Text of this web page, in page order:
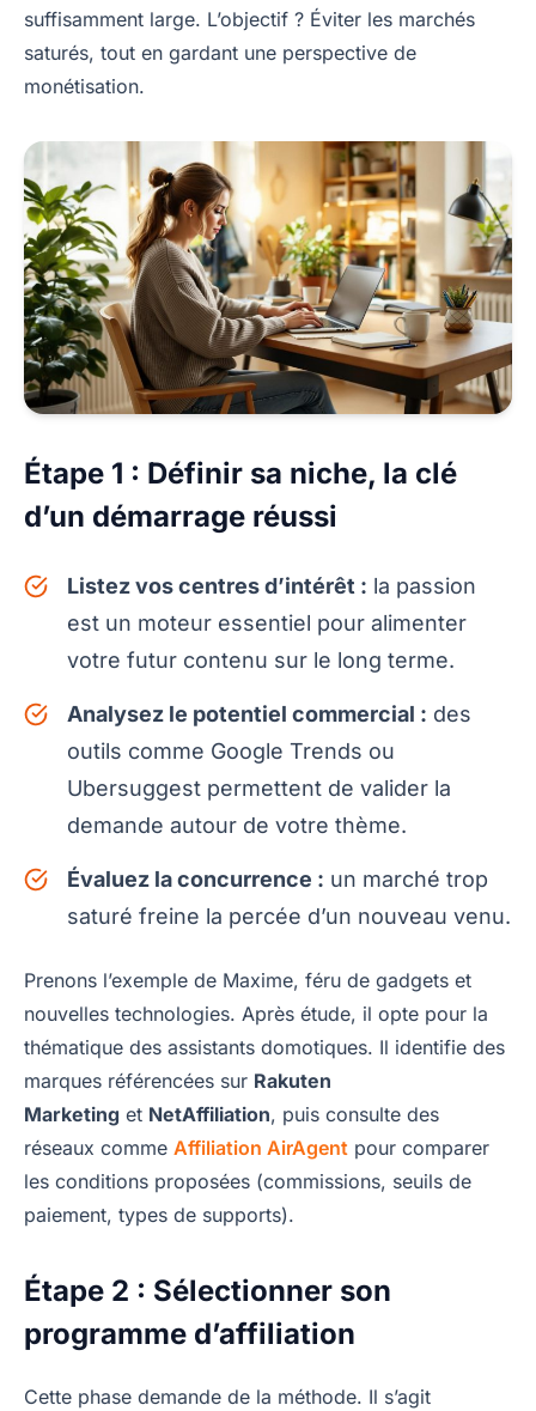
suffisamment large. L’objectif ? Éviter les marchés
saturés, tout en gardant une perspective de
monétisation.
Étape 1 : Définir sa niche, la clé
d’un démarrage réussi
Listez vos centres d’intérêt : la passion
est un moteur essentiel pour alimenter
votre futur contenu sur le long terme.
Analysez le potentiel commercial : des
outils comme Google Trends ou
Ubersuggest permettent de valider la
demande autour de votre thème.
Évaluez la concurrence : un marché trop
saturé freine la percée d’un nouveau venu.
Prenons l’exemple de Maxime, féru de gadgets et
nouvelles technologies. Après étude, il opte pour la
thématique des assistants domotiques. Il identifie des
marques référencées sur Rakuten
Marketing et NetAffiliation, puis consulte des
réseaux comme Affiliation AirAgent pour comparer
les conditions proposées (commissions, seuils de
paiement, types de supports).
Étape 2 : Sélectionner son
programme d’affiliation
Cette phase demande de la méthode. Il s’agit